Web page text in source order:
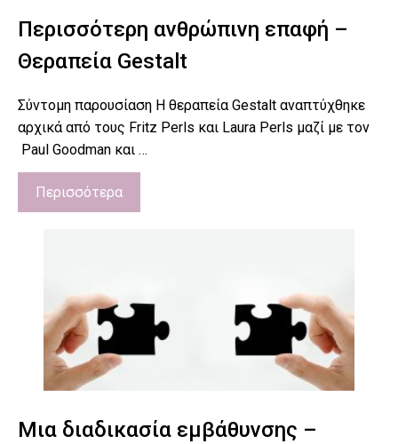
Περισσότερη ανθρώπινη επαφή –
Θεραπεία Gestalt
Σύντομη παρουσίαση Η θεραπεία Gestalt αναπτύχθηκε
αρχικά από τους Fritz Perls και Laura Perls μαζί με τον
Paul Goodman και …
Περισσότερα
Μια διαδικασία εμβάθυνσης –